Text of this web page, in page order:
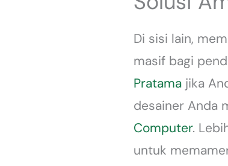
Di sisi lain,
masif bagi
Pratama jika
desainer Anda
Computer.
untuk